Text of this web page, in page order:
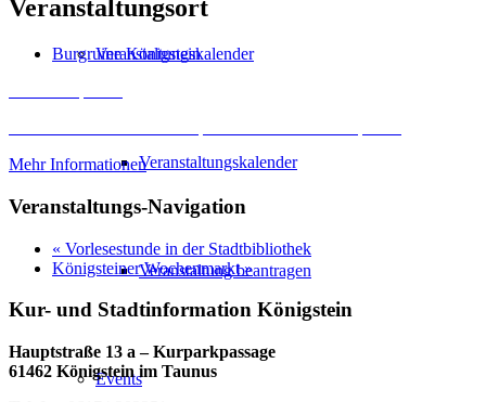
Veranstaltungskalender
Veranstaltungskalender
Veranstaltung beantragen
Events
Veranstaltungsort
Burgruine Königstein
Mehr Informationen
Veranstaltungs-Navigation
« Vorlesestunde in der Stadtbibliothek
Königsteiner Wochenmarkt»
Kur- und Stadtinformation Königstein
Hauptstraße 13 a – Kurparkpassage
61462 Königstein im Taunus